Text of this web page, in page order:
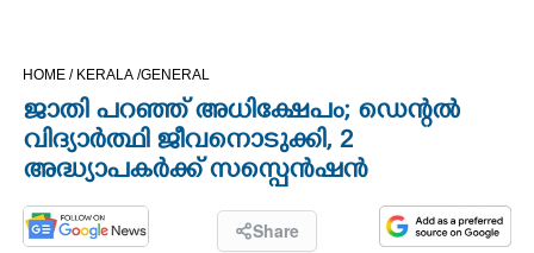
OPINION
PHOTOS
HOME / KERALA /GENERAL
ജാതി പറഞ്ഞ് അധിക്ഷേപം; ഡെന്റൽ
വിദ്യാർത്ഥി ജീവനൊടുക്കി, 2
അദ്ധ്യാപകർക്ക് സസ്പെൻഷൻ
Share